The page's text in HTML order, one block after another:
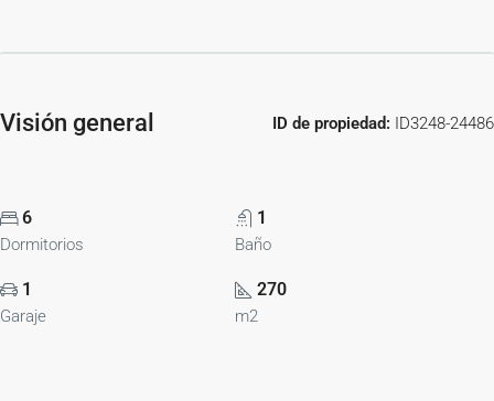
Visión general ID de propiedad: ID3248-24486
6
Dormitorios
1
Baño
1
Garaje
270
m2